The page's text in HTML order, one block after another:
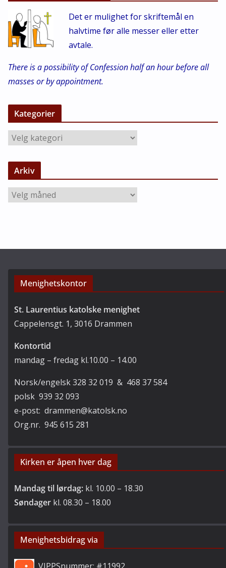
Det er mulighet for skriftemål en
halvtime før alle messer eller etter
avtale.
There is a possibility of Confession half an hour before all
masses or by appointment.
Kategorier
K
t
g
r
Arkiv
A
Menighetskontor
St. Laurentius katolske menighet
Cappelensgt. 1, 3016 Drammen
Kontortid
mandag – fredag kl.10.00 – 14.00
Norsk/engelsk 328 32 019 & 468 37 584
polsk 939 32 093
e-post: drammen@katolsk.no
Org.nr. 945 615 281
Kirken er åpen hver dag
Mandag til lørdag: kl. 10.00 – 18.30
Søndager kl. 08.30 – 18.00
Menighetsbidrag via